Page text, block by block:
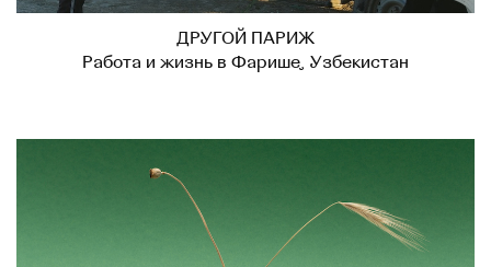
ДРУГОЙ ПАРИЖ
Работа и жизнь в Фарише, Узбекистан